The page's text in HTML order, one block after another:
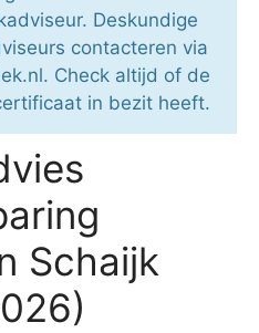
Deskundige
contacteren via
Check altijd of de
in bezit heeft.
Schaijk